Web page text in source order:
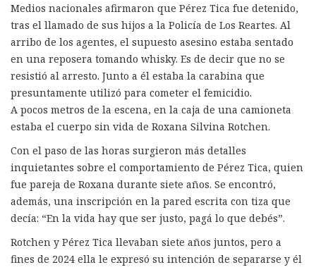
Medios nacionales afirmaron que Pérez Tica fue detenido,
tras el llamado de sus hijos a la Policía de Los Reartes. Al
arribo de los agentes, el supuesto asesino estaba sentado
en una reposera tomando whisky. Es de decir que no se
resistió al arresto. Junto a él estaba la carabina que
presuntamente utilizó para cometer el femicidio.
A pocos metros de la escena, en la caja de una camioneta
estaba el cuerpo sin vida de Roxana Silvina Rotchen.
Con el paso de las horas surgieron más detalles
inquietantes sobre el comportamiento de Pérez Tica, quien
fue pareja de Roxana durante siete años. Se encontró,
además, una inscripción en la pared escrita con tiza que
decía: “En la vida hay que ser justo, pagá lo que debés”.
Rotchen y Pérez Tica llevaban siete años juntos, pero a
fines de 2024 ella le expresó su intención de separarse y él